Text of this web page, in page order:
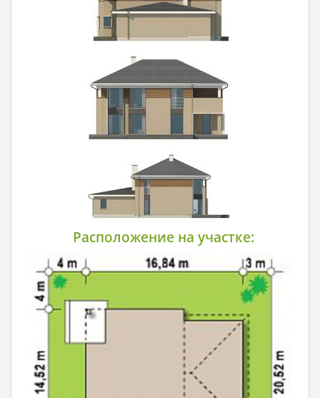
Расположение на участке: